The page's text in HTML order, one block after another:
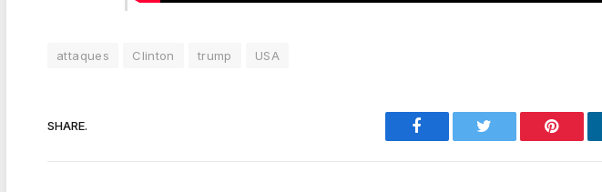
attaques Clinton trump USA
SHARE. Facebook